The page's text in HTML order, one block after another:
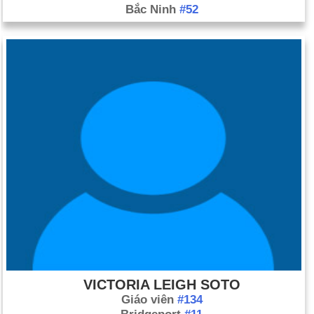
Bắc Ninh #52
VICTORIA LEIGH SOTO
Giáo viên #134